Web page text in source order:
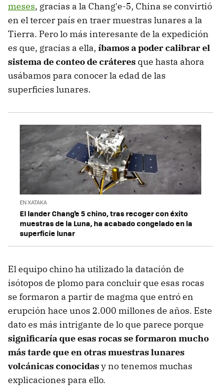
meses, gracias a la Chang'e-5, China se convirtió
en el tercer país en traer muestras lunares a la
Tierra. Pero lo más interesante de la expedición
es que, gracias a ella, íbamos a poder calibrar el
sistema de conteo de cráteres que hasta ahora
usábamos para conocer la edad de las
superficies lunares.
EN XATAKA
El lander Chang'e 5 chino, tras recoger con éxito
muestras de la Luna, ha acabado congelado en la
superficie lunar
El equipo chino ha utilizado la datación de
isótopos de plomo para concluir que esas rocas
se formaron a partir de magma que entró en
erupción hace unos 2.000 millones de años. Este
dato es más intrigante de lo que parece porque
significaría que esas rocas se formaron mucho
más tarde que en otras muestras lunares
volcánicas conocidasy no tenemos muchas
explicaciones para ello.